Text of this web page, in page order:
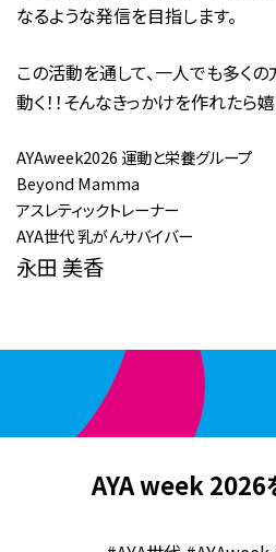
なるような発信を目指します。
この活動を通して、一人でも多くの
動く！！そんなきっかけを作れたら嬉
AYAweek2026 運動と栄養グループ
Beyond Mamma
アスレティックトレーナー
AYA世代 乳がんサバイバー
永田 美香
AYA week 2026